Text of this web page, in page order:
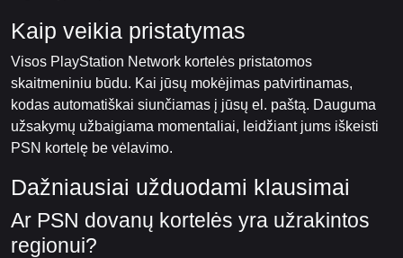
Kaip veikia pristatymas
Visos PlayStation Network kortelės pristatomos
skaitmeniniu būdu. Kai jūsų mokėjimas patvirtinamas,
kodas automatiškai siunčiamas į jūsų el. paštą. Dauguma
užsakymų užbaigiama momentaliai, leidžiant jums iškeisti
PSN kortelę be vėlavimo.
Dažniausiai užduodami klausimai
Ar PSN dovanų kortelės yra užrakintos
regionui?